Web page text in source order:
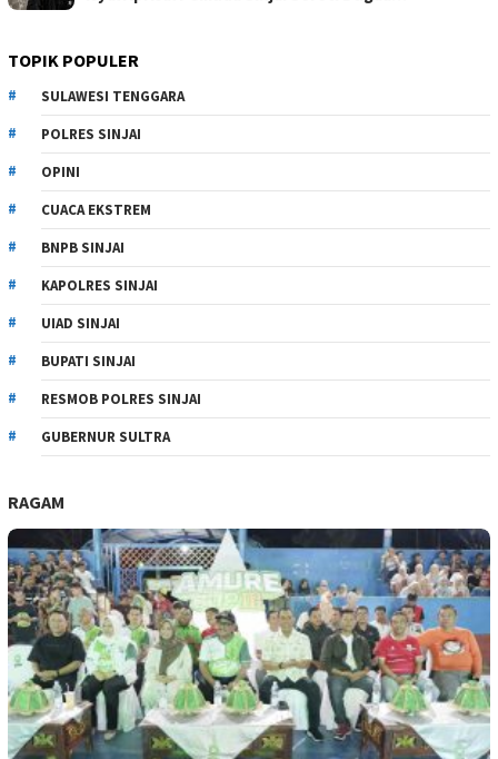
TOPIK POPULER
SULAWESI TENGGARA
POLRES SINJAI
OPINI
CUACA EKSTREM
BNPB SINJAI
KAPOLRES SINJAI
UIAD SINJAI
BUPATI SINJAI
RESMOB POLRES SINJAI
GUBERNUR SULTRA
RAGAM